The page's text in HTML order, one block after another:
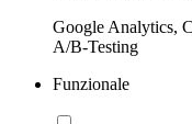
Google Analytics,
A/B-Testing
Funzionale